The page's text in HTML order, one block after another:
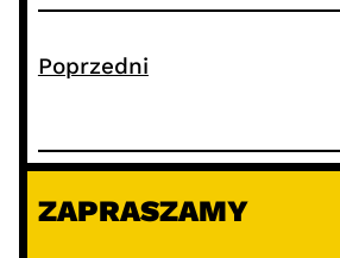
Poprzedni
ZAPRASZAMY